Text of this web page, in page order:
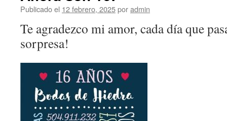
Publicado el 12 febrero, 2025poradmin
Te agradezco mi amor, cada día que
sorpresa!